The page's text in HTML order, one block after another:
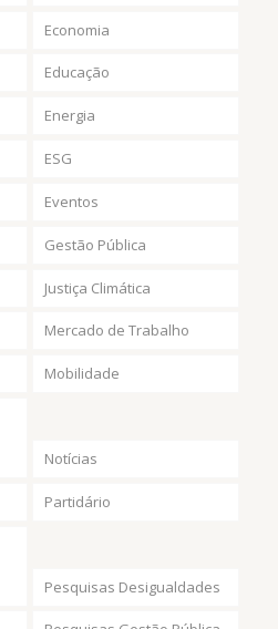
Economia
Educação
Energia
ESG
Eventos
Gestão Pública
Justiça Climática
Mercado de Trabalho
Mobilidade
Notícias
Partidário
Pesquisas Desigualdades